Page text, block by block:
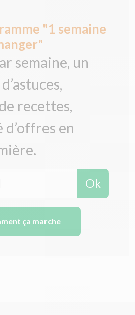
"1 semaine
semaine, un
recettes,
d’offres en
Ok
ça marche